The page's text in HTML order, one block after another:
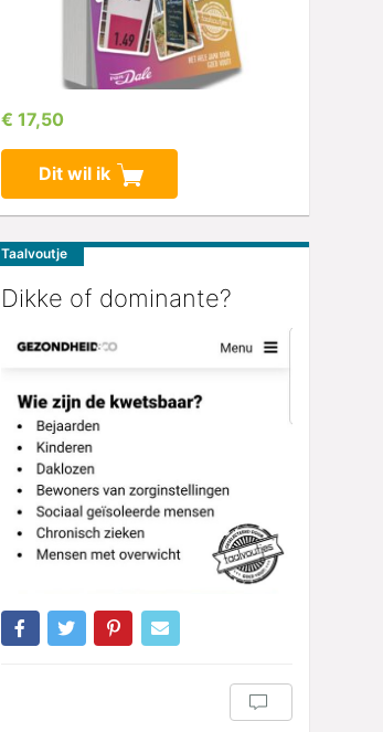
€ 17,50
Dit wil ik
Taalvoutje
Dikke of dominante?